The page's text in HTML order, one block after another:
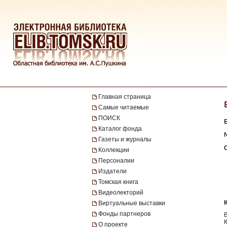
Главная страница
Самые читаемые
ПОИСК
Каталог фонда
Газеты и журналы
Коллекции
Персоналии
Издатели
Томская книга
Видеолекторий
Виртуальные выставки
Фонды партнеров
О проекте